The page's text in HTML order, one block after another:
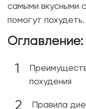
самыми вкусными
помогут похудеть.
Оглавление:
похудения
Правила